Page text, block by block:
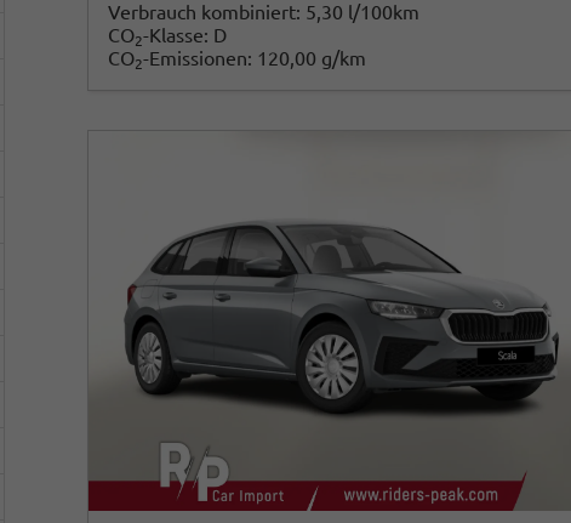
Verbrauch kombiniert: 5,30 l/100km
CO2-Klasse: D
CO2-Emissionen: 120,00 g/km